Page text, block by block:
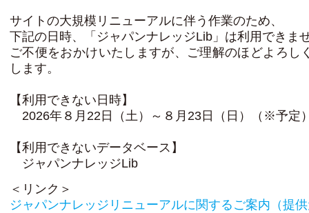
サイトの大規模リニューアルに伴う作業のため、
下記の日時、「ジャパンナレッジLib」は利用できま
ご不便をおかけいたしますが、ご理解のほどよろし
します。
【利用できない日時】
2026年８月22日（土）～８月23日（日）（※予定
【利用できないデータベース】
ジャパンナレッジLib
＜リンク＞
ジャパンナレッジリニューアルに関するご案内（提